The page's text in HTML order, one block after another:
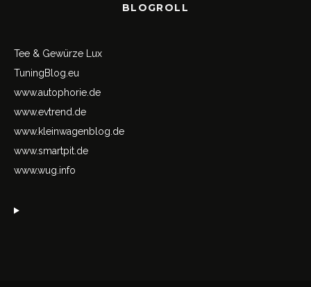
BLOGROLL
Tee & Gewürze Lux
TuningBlog.eu
www.autophorie.de
www.evtrend.de
www.kleinwagenblog.de
www.smartpit.de
www.wug.info